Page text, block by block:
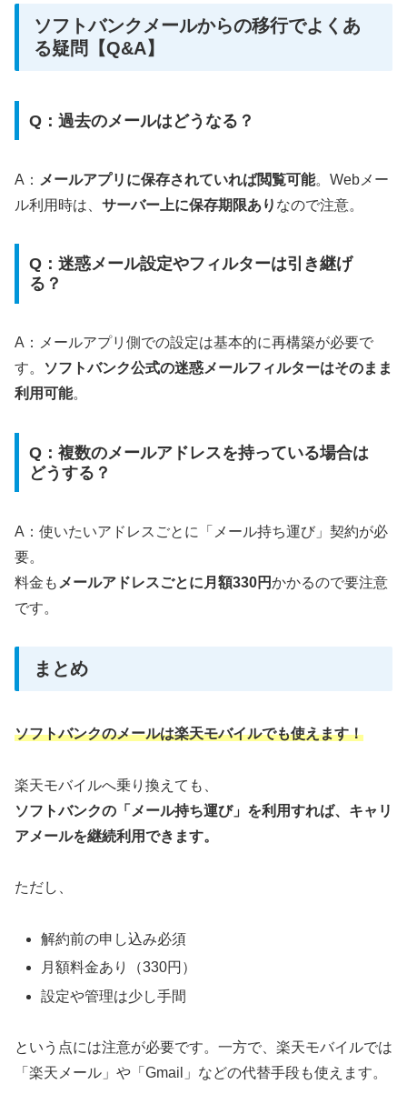
ソフトバンクメールからの移行でよくあ
る疑問【Q&A】
Q：過去のメールはどうなる？
A： メールアプリに保存されていれば閲覧可能。Webメー
ル利用時は、 サーバー上に保存期限あり なので注意。
Q：迷惑メール設定やフィルターは引き継げ
る？
A：メールアプリ側での設定は基本的に再構築が必要で
す。
ソフトバンク公式の迷惑メールフィルターはそのまま
利用可能。
Q：複数のメールアドレスを持っている場合は
どうする？
A：使いたいアドレスごとに「メール持ち運び」契約が必
要。
料金も メールアドレスごとに月額330円かかるので要注意
です。
まとめ
ソフトバンクのメールは楽天モバイルでも使えます！
楽天モバイルへ乗り換えても、
ソフトバンクの「メール持ち運び」を利用すれば、キャリ
アメールを継続利用できます。
ただし、
解約前の申し込み必須
月額料金あり（330円）
設定や管理は少し手間
という点には注意が必要です。一方で、楽天モバイルでは
「楽天メール」や「Gmail」などの代替手段も使えます。